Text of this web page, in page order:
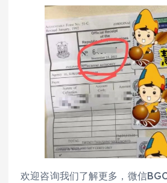
欢迎咨询我们了解更多，微信